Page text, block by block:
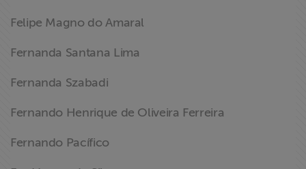
Felipe Magno do Amaral
Fernanda Santana Lima
Fernanda Szabadi
Fernando Henrique de Oliveira Ferreira
Fernando Pacífico